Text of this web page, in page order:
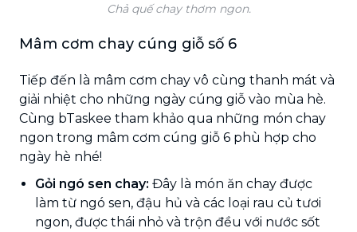
Chả quế chay thơm ngon.
Mâm cơm chay cúng giỗ số 6
Tiếp đến là mâm cơm chay vô cùng thanh mát và
giải nhiệt cho những ngày cúng giỗ vào mùa hè.
Cùng bTaskee tham khảo qua những món chay
ngon trong mâm cơm cúng giỗ 6 phù hợp cho
ngày hè nhé!
Gỏi ngó sen chay: Đây là món ăn chay được
làm từ ngó sen, đậu hủ và các loại rau củ tươi
ngon, được thái nhỏ và trộn đều với nước sốt